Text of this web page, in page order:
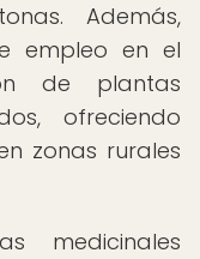
Además,
empleo en el
de plantas
ofreciendo
zonas rurales
medicinales